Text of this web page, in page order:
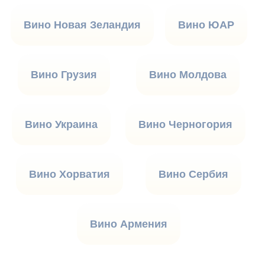
Вино Новая Зеландия Вино ЮАР
Вино Грузия Вино Молдова
Вино Украина Вино Черногория
Вино Хорватия Вино Сербия
Вино Армения